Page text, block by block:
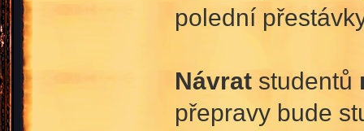
polední
Návratstudentů
přepravy bude